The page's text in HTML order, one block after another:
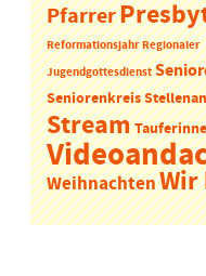
Pfarrer
Reformationsjahr Regionaler
Jugendgottesdienst
Seniorenkreis
Stream
WeihnachtenWir